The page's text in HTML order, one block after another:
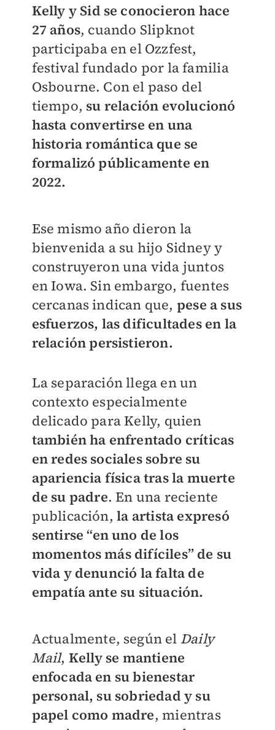
Kelly y Sid se conocieron hace
27 años, cuando Slipknot
participaba en el Ozzfest,
festival fundado por la familia
Osbourne. Con el paso del
tiempo, su relación evolucionó
hasta convertirse en una
historia romántica que se
formalizó públicamente en
2022.
Ese mismo año dieron la
bienvenida a su hijo Sidney y
construyeron una vida juntos
en Iowa. Sin embargo, fuentes
cercanas indican que, pese a sus
esfuerzos, las dificultades en la
relación persistieron.
La separación llega en un
contexto especialmente
delicado para Kelly, quien
también ha enfrentado críticas
en redes sociales sobre su
apariencia física tras la muerte
de su padre. En una reciente
publicación, la artista expresó
sentirse “en uno de los
momentos más difíciles” de su
vida y denunció la falta de
empatía ante su situación.
Actualmente, según el Daily
Mail, Kelly se mantiene
enfocada en su bienestar
personal, su sobriedad y su
papel como madre, mientras